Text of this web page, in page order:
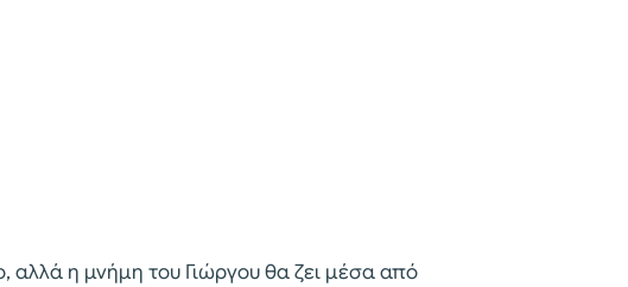
αλλά η μνήμη του Γιώργου θα ζει μέσα από